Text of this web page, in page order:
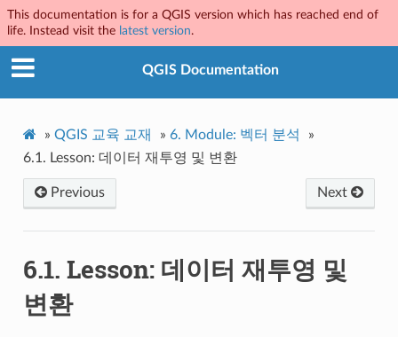
This documentation is for a QGIS version which has reached end of
life. Instead visit the latest version.
QGIS Documentation
» QGIS 교육 교재 » 6. Module: 벡터 분석
»
6.1. Lesson: 데이터 재투영 및 변환
Previous Next
6.1. Lesson: 데이터 재투영 및
변환